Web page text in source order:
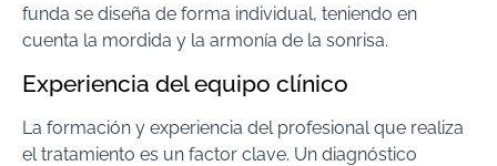
funda se diseña de forma individual, teniendo en
cuenta la mordida y la armonía de la sonrisa.
Experiencia del equipo clínico
La formación y experiencia del profesional que realiza
el tratamiento es un factor clave. Un diagnóstico